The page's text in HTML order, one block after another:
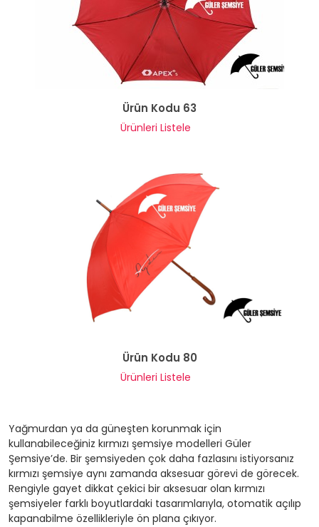
Ürün Kodu 63
Ürünleri Listele
Ürün Kodu 80
Ürünleri Listele
Yağmurdan ya da güneşten korunmak için
kullanabileceğiniz kırmızı şemsiye modelleri Güler
Şemsiye’de. Bir şemsiyeden çok daha fazlasını istiyorsanız
kırmızı şemsiye aynı zamanda aksesuar görevi de görecek.
Rengiyle gayet dikkat çekici bir aksesuar olan kırmızı
şemsiyeler farklı boyutlardaki tasarımlarıyla, otomatik açılıp
kapanabilme özellikleriyle ön plana çıkıyor.